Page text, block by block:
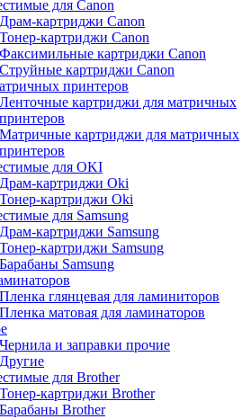
для Canon
Драм-картриджи Canon
Тонер-картриджи Canon
Факсимильные картриджи Canon
Струйные картриджи Canon
принтеров
Ленточные картриджи для матричных
принтеров
Матричные картриджи для матричных
принтеров
для OKI
Драм-картриджи Oki
Тонер-картриджи Oki
для Samsung
Драм-картриджи Samsung
Тонер-картриджи Samsung
Барабаны Samsung
Пленка глянцевая для ламиниторов
Пленка матовая для ламинаторов
Чернила и заправки прочие
Другие
для Brother
Тонер-картриджи Brother
Барабаны Brother